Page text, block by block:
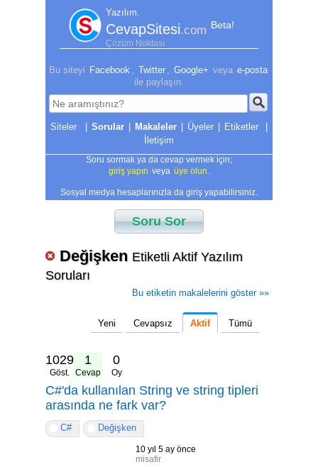
Yazılım.
CevapSitesi.com Beta!
Çözüm Noktası
Bu siteyi Facebook Twitter Google+ veya e-posta
ile paylaşın.
| Sorular | Makaleler | Üyeler | Etiketler
|
İletişim
Soru sormak ya da cevap vermek için;
giriş yapın veya üye olun
Sosyal medya hesaplarınızla da giriş yapabilirsiniz.
Soru Sor
Değişken Etiketli Aktif Yazılım
Soruları
Bu etiketin makalelerini göster »»
Yeni Cevapsız Aktif Tümü
10297
Göst.
1
Cevap
0
Oy
C#'da kullanılan String ve string tipleri
arasında ne fark var?
C# Değişken
10 yıl 5 ay önce
misafir